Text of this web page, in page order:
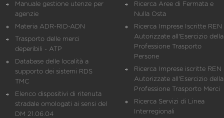
Manuale gestione utenze per
agenzie
Materia ADR-RID-ADN
Trasporto delle merci
deperibili - ATP
Database delle località a
supporto dei sistemi RDS
TMC
Elenco dispositivi di ritenuta
stradale omologati ai sensi del
DM 21.06.04
Ricerca Aree di Fermata e
Nulla Osta
Ricerca Imprese Iscritte REN
Autorizzate all'Esercizio della
Professione Trasporto
Persone
Ricerca Imprese iscritte REN
Autorizzate all'Esercizio della
Professione Trasporto Merci
Ricerca Servizi di Linea
Interregionali